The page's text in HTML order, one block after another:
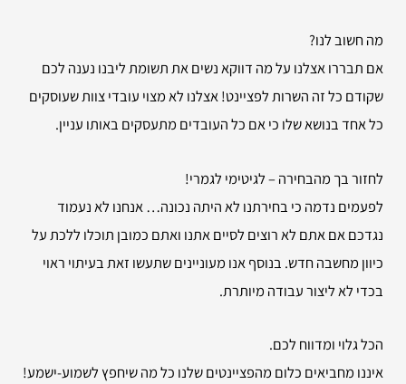
מה חשוב לנו?
אם תבררו אצלנו על מה דווקא נשים את תשומת ליבנו נענה לכם
שקודם כל זה השרות לפציינט! אצלנו לא מצוי עובדי צוות שעוסקים
כל אחד בנושא שלו כי אם כל העובדים מתעסקים באותו עניין.
לחזור בך מהבחירה – לגיטימי לגמרי!
לפעמים נדמה כי בחירתנו לא היתה נכונה… אנחנו לא נעמוד
נגדכם אם אתם לא רוצים לסיים אתנו ואתם כמובן תוכלו ללכת על
כיוון מחשבה חדש. בנוסף אנו מעוניינים שתעשו זאת בעיתוי ראוי
בכדי לא ליצור עבודה מיותרת.
הכל גלוי ומדווח לכם.
איננו מחביאים כלום מהפציינטים שלנו כל מה שיחפץ לשמוע-ישמע!